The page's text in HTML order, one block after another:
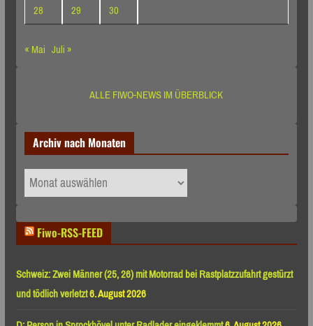
28
29
30
« Mai Juli »
ALLE FIWO-NEWS IM ÜBERBLICK
Archiv nach Monaten
Archiv
nach
Fiwo-RSS-FEED
Schweiz: Zwei Männer (25, 26) mit Motorrad bei Rastplatzzufahrt gestürzt
und tödlich verletzt6. August 2026